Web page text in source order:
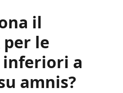
il
per le
a
amnis?